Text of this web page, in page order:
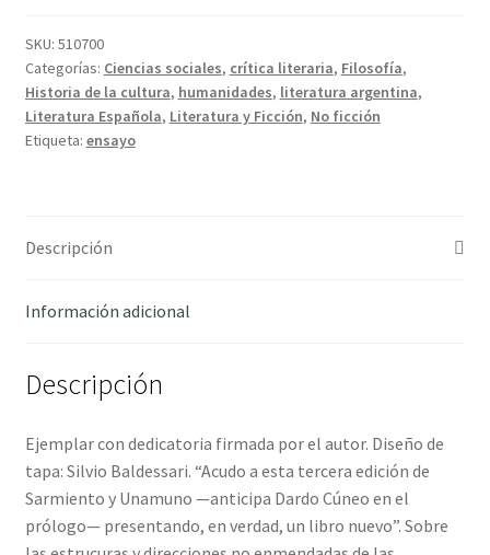
Cúneo,
Dardo
cantidad
SKU: 510700
Categorías: Ciencias sociales, crítica literaria, Filosofía,
Historia de la cultura, humanidades, literatura argentina,
Literatura Española, Literatura y Ficción, No ficción
Etiqueta: ensayo
Descripción
Información adicional
Descripción
Ejemplar con dedicatoria firmada por el autor. Diseño de
tapa: Silvio Baldessari. “Acudo a esta tercera edición de
Sarmiento y Unamuno —anticipa Dardo Cúneo en el
prólogo— presentando, en verdad, un libro nuevo”. Sobre